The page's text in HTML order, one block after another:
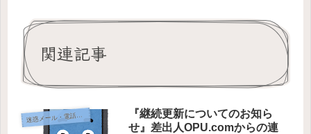
関連記事
迷
惑メール・電話対策
『継続更新についてのお知ら
せ』差出人OPU.comからの連